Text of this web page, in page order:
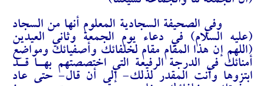
وفي الصحيفة السجادية المعلوم أنها من السجاد
(عليه السلام) في دعاء يوم الجمعة وثاني العيدين
(اللهم إن هذا المقام مقام لخلفائك وأصفيائك ومواضع
أمنائك في الدرجة الرفيعة التي اختصصتهم بهـا قـد
ابتزوها وأنت المقدر لذلك- إلى أن قال- حتى عاد